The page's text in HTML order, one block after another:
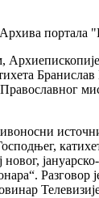
портала
новог,
Разговор